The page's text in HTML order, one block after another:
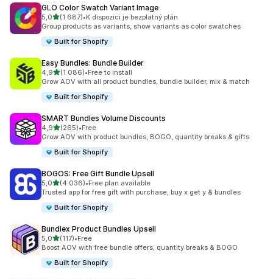
GLO Color Swatch Variant Image
5,0z 5 hvězd
(1 687)
Celkový počet recenzí: 1687
•K dispozici je bezplatný plán
Group products as variants, show variants as color swatches
Built for Shopify
Easy Bundles: Bundle Builder
4,9z 5 hvězd
(1 086)
Celkový počet recenzí: 1086
•Free to install
Grow AOV with all product bundles, bundle builder, mix & match
Built for Shopify
SMART Bundles Volume Discounts
4,9z 5 hvězd
(265)
Celkový počet recenzí: 265
•Free
Grow AOV with product bundles, BOGO, quantity breaks & gifts
Built for Shopify
BOGOS: Free Gift Bundle Upsell
5,0z 5 hvězd
(4 036)
Celkový počet recenzí: 4036
•Free plan available
Trusted app for free gift with purchase, buy x get y & bundles
Built for Shopify
Bundlex Product Bundles Upsell
5,0z 5 hvězd
(117)
Celkový počet recenzí: 117
•Free
Boost AOV with free bundle offers, quantity breaks & BOGO
Built for Shopify